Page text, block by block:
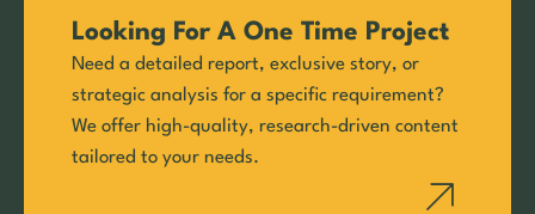
Looking For A One Time Project
Need a detailed report, exclusive story, or
strategic analysis for a specific requirement?
We offer high-quality, research-driven content
tailored to your needs.